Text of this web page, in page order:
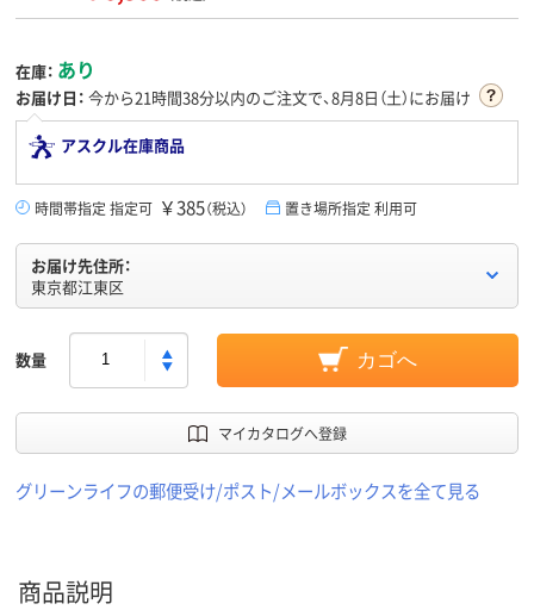
在庫： あり
お届け日： 今から21時間38分以内のご注文で、8月8日（土）にお届け
アスクル在庫商品
時間帯指定 指定可 ￥385（税込） 置き場所指定 利用可
お届け先住所：
東京都江東区
数量 カゴへ
マイカタログへ登録
グリーンライフの郵便受け/ポスト/メールボックスを全て見る
商品説明